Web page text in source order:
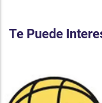
Te Puede